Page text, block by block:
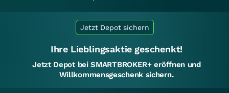
Jetzt Depot sichern
Ihre Lieblingsaktie geschenkt!
Jetzt Depot bei SMARTBROKER+ eröffnen und
Willkommensgeschenk sichern.